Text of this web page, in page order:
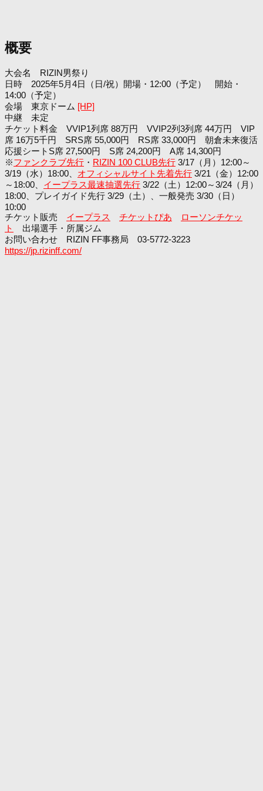
概要
大会名 RIZIN男祭り
日時 2025年5月4日（日/祝）開場・12:00（予定） 開始・
14:00（予定）
会場 東京ドーム [HP]
中継 未定
チケット料金 VVIP1列席 88万円 VVIP2列3列席 44万円 VIP
席 16万5千円 SRS席 55,000円 RS席 33,000円 朝倉未来復活
応援シートS席 27,500円 S席 24,200円 A席 14,300円
※ファンクラブ先行 ・ RIZIN 100 CLUB先行 3/17（月）12:00～
3/19（水）18:00、 オフィシャルサイト先着先行 3/21（金）12:00
～18:00、 イープラス最速抽選先行 3/22（土）12:00～3/24（月）
18:00、プレイガイド先行 3/29（土）、一般発売 3/30（日）
10:00
チケット販売 イープラス チケットぴあ
ローソンチケッ
ト
出場選手・所属ジム
お問い合わせ RIZIN FF事務局 03-5772-3223
https://jp.rizinff.com/